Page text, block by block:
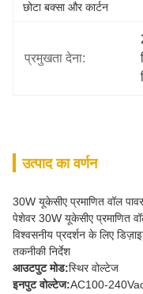
छोटा बक्सा और कार्टन
प्रमुखता देना:
उत्पाद का वर्णन
30W यूकेसीए प्रमाणित वॉल
पेशेवर 30W यूकेसीए प्रमाणित
विश्वसनीय प्रदर्शन के लिए
तकनीकी निर्देश
आउटपुट मोड:स्थिर वोल्टेज
इनपुट वोल्टेज:AC100-